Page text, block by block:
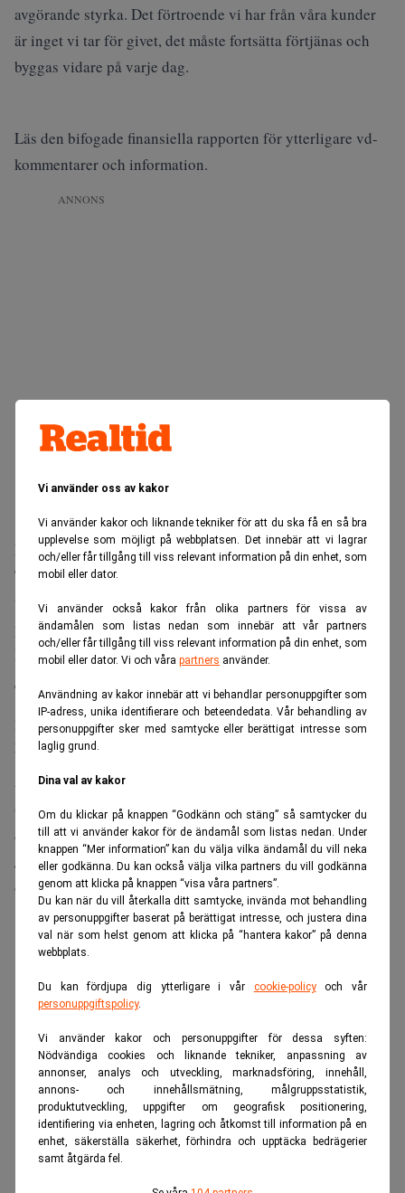
Vi använder oss av kakor
Vi använder kakor och liknande tekniker för att du ska få en så bra
upplevelse som möjligt på webbplatsen. Det innebär att vi lagrar
och/eller får tillgång till viss relevant information på din enhet, som
mobil eller dator.
Vi använder också kakor från olika partners för vissa av
ändamålen som listas nedan som innebär att vår partners
och/eller får tillgång till viss relevant information på din enhet, som
mobil eller dator. Vi och våra partners använder.
Användning av kakor innebär att vi behandlar personuppgifter som
IP-adress, unika identifierare och beteendedata. Vår behandling av
personuppgifter sker med samtycke eller berättigat intresse som
laglig grund.
Dina val av kakor
Om du klickar på knappen “Godkänn och stäng” så samtycker du
till att vi använder kakor för de ändamål som listas nedan. Under
knappen “Mer information” kan du välja vilka ändamål du vill neka
eller godkänna. Du kan också välja vilka partners du vill godkänna
genom att klicka på knappen “visa våra partners”.
Du kan när du vill återkalla ditt samtycke, invända mot behandling
av personuppgifter baserat på berättigat intresse, och justera dina
val när som helst genom att klicka på “hantera kakor” på denna
webbplats.
Du kan fördjupa dig ytterligare i vår cookie-policyoch vår
personuppgiftspolicy.
Vi använder kakor och personuppgifter för dessa syften:
Nödvändiga cookies och liknande tekniker, anpassning av
annonser, analys och utveckling, marknadsföring, innehåll,
annons- och innehållsmätning, målgruppsstatistik,
produktutveckling, uppgifter om geografisk positionering,
identifiering via enheten, lagring och åtkomst till information på en
enhet, säkerställa säkerhet, förhindra och upptäcka bedrägerier
samt åtgärda fel.
avgörande styrka. Det förtroende vi har från våra kunder
är inget vi tar för givet, det måste fortsätta förtjänas och
byggas vidare på varje dag.
Läs den bifogade finansiella rapporten för ytterligare vd-
kommentarer och information.
ANNONS
Presentation av den finansiella rapporten
Torbjörn Kronander, koncernchef och vd Sectra AB,
tillsammans med Jessica Holmquist, CFO Sectra AB,
presenterar den finansiella rapporten och besvarar frågor.
Presentationen hålls på engelska.
Tid: 5 juni 2026, kl. 10:00
Följ live eller lyssna på inspelning i efterhand:
https://investor.sectra.com/q4report2526
Denna information är sådan information som Sectra AB
(publ) är skyldigt att offentliggöra enligt EU:s
marknadsmissbruksförordning. Informationen lämnades,
genom nedanstående kontaktpersons försorg, för
offentliggörande den 5 juni 2026, kl. 08:15.
ANNONS